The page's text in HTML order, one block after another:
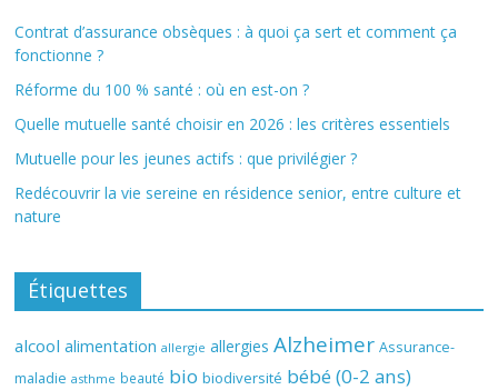
Contrat d’assurance obsèques : à quoi ça sert et comment ça
fonctionne ?
Réforme du 100 % santé : où en est-on ?
Quelle mutuelle santé choisir en 2026 : les critères essentiels
Mutuelle pour les jeunes actifs : que privilégier ?
Redécouvrir la vie sereine en résidence senior, entre culture et
nature
Étiquettes
alcool alimentation allergie allergies Alzheimer Assurance-
maladie asthme beauté bio biodiversité bébé (0-2 ans)